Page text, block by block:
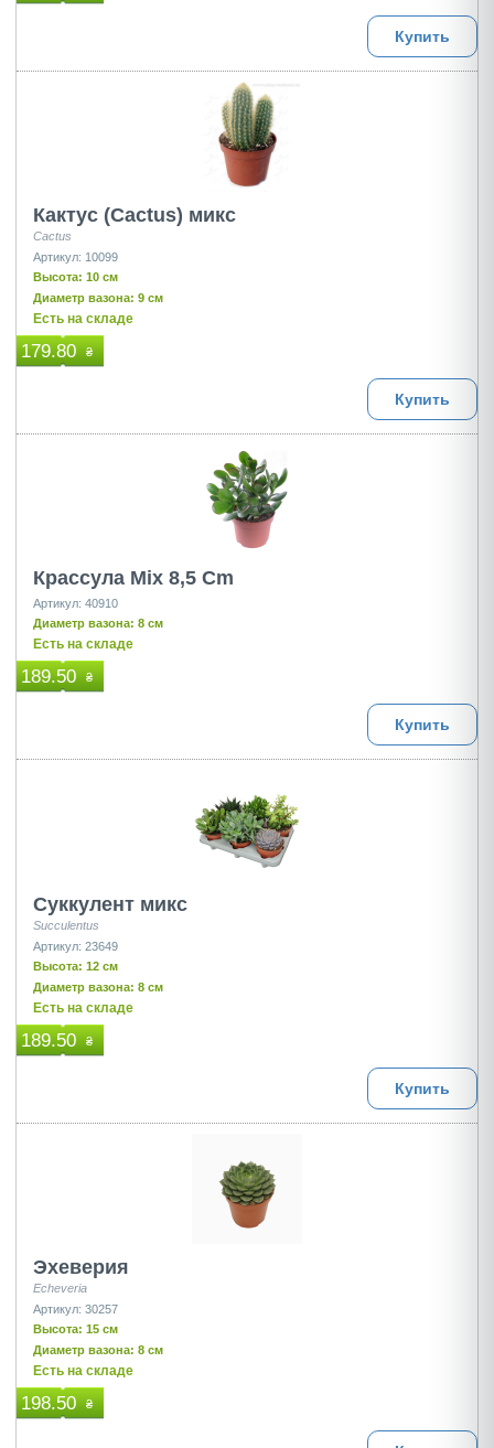
Купить
Кактус (Cactus) микс
Cactus
Артикул: 10099
Высота: 10 см
Диаметр вазона: 9 см
Есть на складе
179.80 ₴
Купить
Крассула Mix 8,5 Cm
Артикул: 40910
Диаметр вазона: 8 см
Есть на складе
189.50 ₴
Купить
Суккулент микс
Succulentus
Артикул: 23649
Высота: 12 см
Диаметр вазона: 8 см
Есть на складе
189.50 ₴
Купить
Эхеверия
Echeveria
Артикул: 30257
Высота: 15 см
Диаметр вазона: 8 см
Есть на складе
198.50 ₴